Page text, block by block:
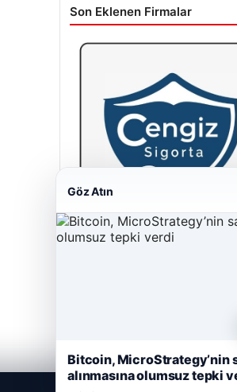
Son Eklenen Firmalar
Göz Atın
Bitcoin, MicroStrategy’nin
alınmasına olumsuz tepki